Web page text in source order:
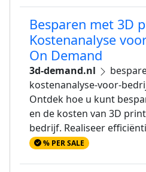
Besparen met 3D
Kostenanalyse
On Demand
3d-demand.nl
kostenanalyse-voor-
Ontdek hoe u kunt
en de kosten van 3D
bedrijf. Realiseer
% PER SALE